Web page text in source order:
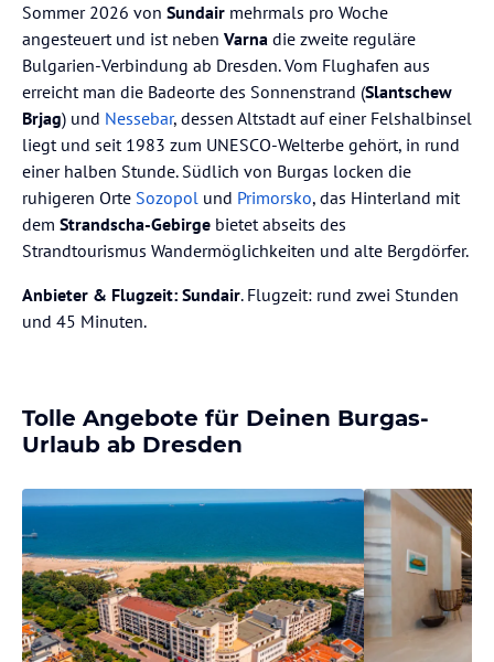
Sommer 2026 von Sundair mehrmals pro Woche
angesteuert und ist neben Varna die zweite reguläre
Bulgarien-Verbindung ab Dresden. Vom Flughafen aus
erreicht man die Badeorte des Sonnenstrand (Slantschew
Brjag) und Nessebar, dessen Altstadt auf einer Felshalbinsel
liegt und seit 1983 zum UNESCO-Welterbe gehört, in rund
einer halben Stunde. Südlich von Burgas locken die
ruhigeren Orte Sozopol und Primorsko, das Hinterland mit
dem Strandscha-Gebirge bietet abseits des
Strandtourismus Wandermöglichkeiten und alte Bergdörfer.
Anbieter & Flugzeit: Sundair. Flugzeit: rund zwei Stunden
und 45 Minuten.
Tolle Angebote für Deinen Burgas-
Urlaub ab Dresden